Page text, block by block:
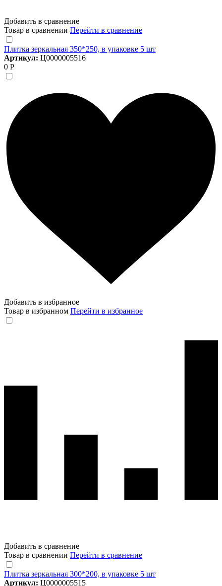
Добавить в сравнение
Товар в сравнении Перейти в сравнение
Плитка зеркальная 350*250, в упаковке 5 шт
Артикул: Ц0000005516
0 Р
Добавить в избранное
Товар в избранном Перейти в избранное
Добавить в сравнение
Товар в сравнении Перейти в сравнение
Плитка зеркальная 300*200, в упаковке 5 шт
Артикул: Ц0000005515